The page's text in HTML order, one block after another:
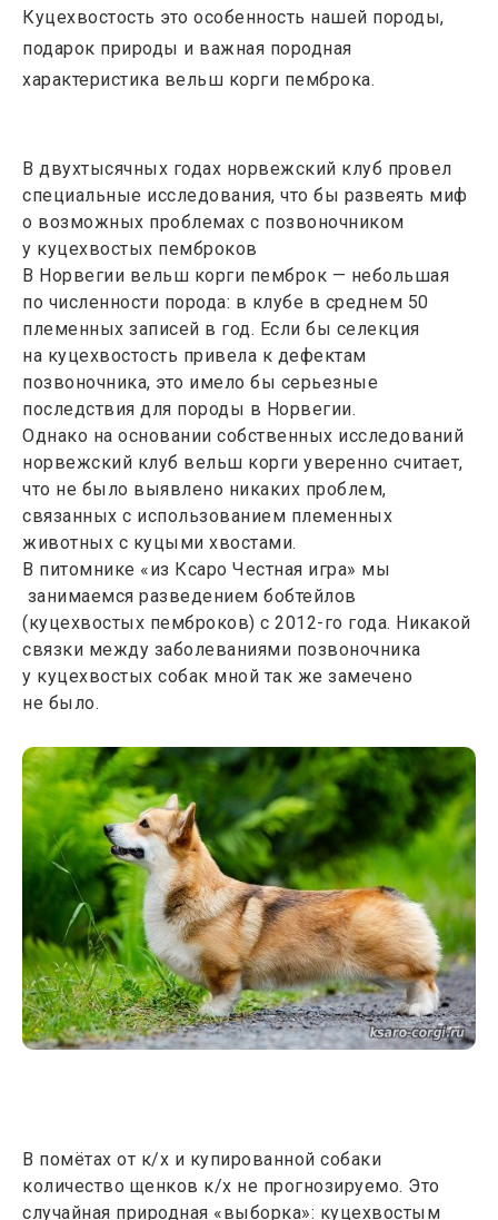
Куцехвостость это особенность нашей породы,
подарок природы и важная породная
характеристика вельш корги пемброка.
В двухтысячных годах норвежский клуб провел
специальные исследования, что бы развеять миф
о возможных проблемах с позвоночником
у куцехвостых пемброков
В Норвегии вельш корги пемброк — небольшая
по численности порода: в клубе в среднем 50
племенных записей в год. Если бы селекция
на куцехвостость привела к дефектам
позвоночника, это имело бы серьезные
последствия для породы в Норвегии.
Однако на основании собственных исследований
норвежский клуб вельш корги уверенно считает,
что не было выявлено никаких проблем,
связанных с использованием племенных
животных с куцыми хвостами.
В питомнике «из Ксаро Честная игра» мы
занимаемся разведением бобтейлов
(куцехвостых пемброков) с 2012-го года. Никакой
связки между заболеваниями позвоночника
у куцехвостых собак мной так же замечено
не было.
В помётах от к/х и купированной собаки
количество щенков к/х не прогнозируемо. Это
случайная природная «выборка»: куцехвостым